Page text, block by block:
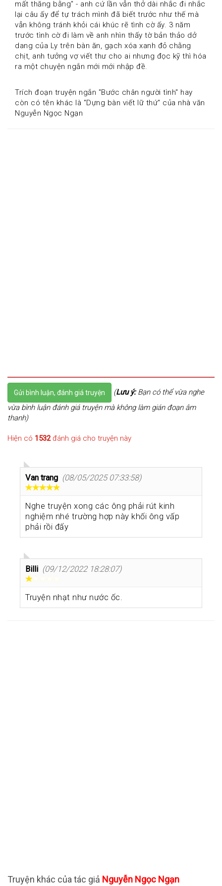
mất thăng bằng" - anh cứ lần vẫn thở dài nhắc đi nhắc
lại câu ấy để tự trách mình đã biết trước như thế mà
vẫn không tránh khỏi cái khúc rẽ tình cờ ấy. 3 năm
trước tình cờ đi làm về anh nhìn thấy tờ bản thảo dở
dang của Ly trên bàn ăn, gạch xóa xanh đỏ chằng
chịt, anh tưởng vợ viết thư cho ai nhưng đọc kỹ thì hóa
ra một chuyện ngắn mới mới nhập đề.
Trích đoạn truyện ngắn "Bước chân người tình" hay
còn có tên khác là "Dựng bàn viết lữ thứ" của nhà văn
Nguyễn Ngọc Ngạn
Gửi bình luận, đánh giá truyện (Lưu ý:Bạn có thể vừa nghe
vừa bình luận đánh giá truyện mà không làm gián đoạn âm
thanh)
Hiện có 1532đánh giá cho truyện này
Van trang (08/05/2025 07:33:58)
Nghe truyện xong các ông phải rút kinh
nghiệm nhé trường hợp này khối ông vấp
phải rồi đấy
Billi (09/12/2022 18:28:07)
Truyện nhạt như nước ốc.
Truyện khác của tác giả Nguyễn Ngọc Ngạn